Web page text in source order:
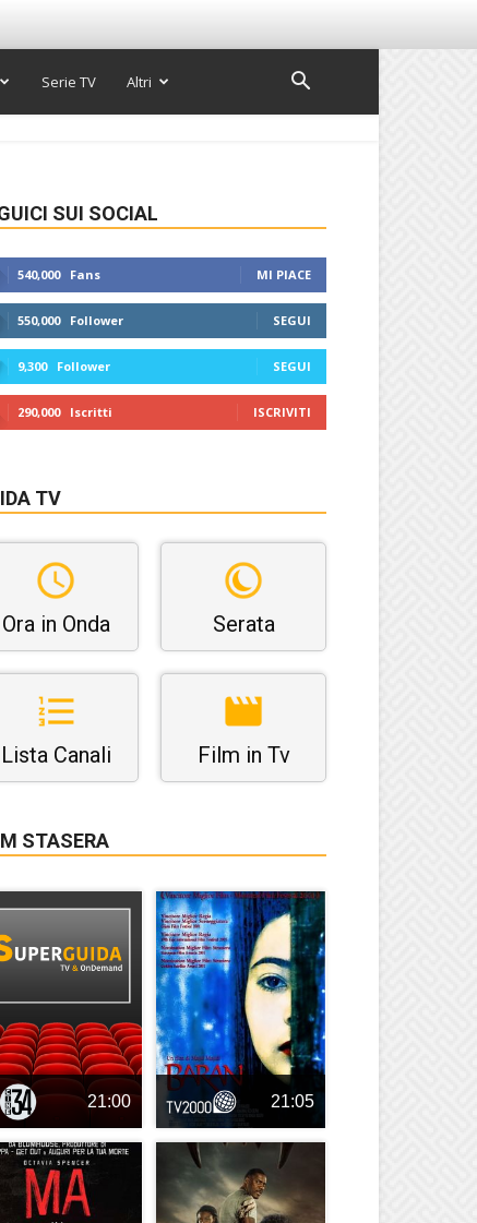
Serie TV Altri
SUI SOCIAL
540,000 Fans MI PIACE
550,000 Follower SEGUI
9,300 Follower SEGUI
290,000 Iscritti ISCRIVITI
TV
Ora in Onda Serata
Lista Canali Film in Tv
STASERA
21:00 21:05